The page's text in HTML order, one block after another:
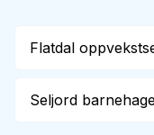
Flatdal
Seljord